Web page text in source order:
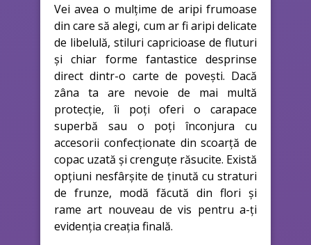
Vei avea o mulțime de aripi frumoase
din care să alegi, cum ar fi aripi delicate
de libelulă, stiluri capricioase de fluturi
și chiar forme fantastice desprinse
direct dintr-o carte de povești. Dacă
zâna ta are nevoie de mai multă
protecție, îi poți oferi o carapace
superbă sau o poți înconjura cu
accesorii confecționate din scoarță de
copac uzată și crenguțe răsucite. Există
opțiuni nesfârșite de ținută cu straturi
de frunze, modă făcută din flori și
rame art nouveau de vis pentru a-ți
evidenția creația finală.